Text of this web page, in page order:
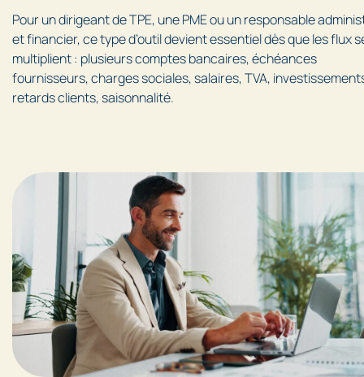
Pour un dirigeant de TPE, une PME ou un responsable
et financier, ce type d’outil devient essentiel dès que les flux
multiplient : plusieurs comptes bancaires, échéances
fournisseurs, charges sociales, salaires, TVA,
retards clients, saisonnalité.